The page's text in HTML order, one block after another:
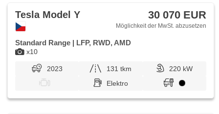
x10
Tesla Model Y 30 070 EUR
Möglichkeit der MwSt. abzusetzen
Standard Range | LFP, RWD, AMD
2023 131 tkm
220 kW
Elektro